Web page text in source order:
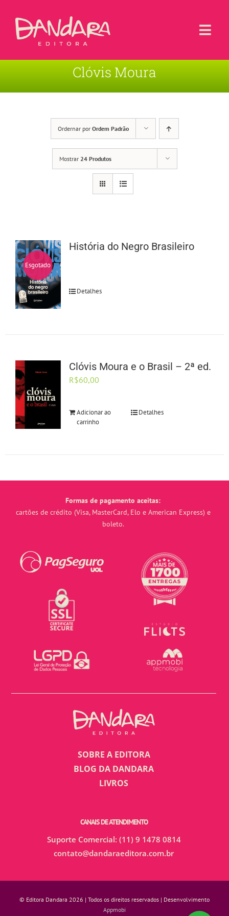
Sobre a Editora
Clóvis Moura
Ordernar por Ordem Padrão
Mostrar 24 Produtos
Esgotado
História do Negro Brasileiro
Detalhes
Clóvis Moura e o Brasil – 2ª ed.
R$60,00
Adicionar ao
carrinho
Detalhes
Formas de pagamento aceitas:
cartões de crédito (Visa, MasterCard, Elo e American Express) e
boleto.
SOBRE A EDITORA
BLOG DA DANDARA
LIVROS
CANAIS DE ATENDIMENTO
Suporte Comercial: (11) 9 1478 0814
contato@dandaraeditora.com.br
© Editora Dandara 2026 | Todos os direitos reservados | Desenvolvimento
Appmobi